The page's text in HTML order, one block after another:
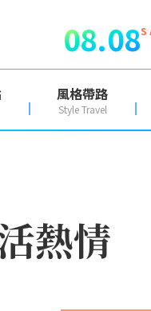
08.08S
風格帶路
Style Travel
熱情